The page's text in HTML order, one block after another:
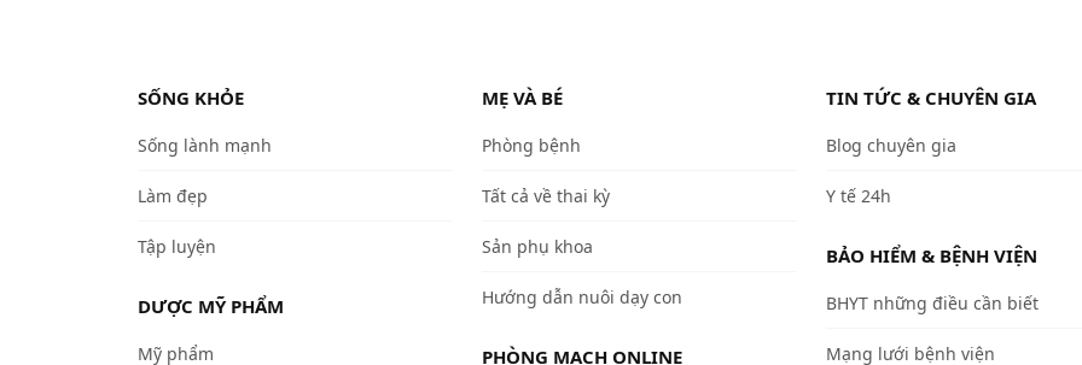
SỐNG KHỎE
Sống lành mạnh
Làm đẹp
Tập luyện
DƯỢC MỸ PHẨM
Mỹ phẩm
MẸ VÀ BÉ
Phòng bệnh
Tất cả về thai kỳ
Sản phụ khoa
Hướng dẫn nuôi dạy con
PHÒNG MẠCH ONLINE
TIN TỨC & CHUYÊN GIA
Blog chuyên gia
Y tế 24h
BẢO HIỂM & BỆNH VIỆN
BHYT những điều cần biết
Mạng lưới bệnh viện